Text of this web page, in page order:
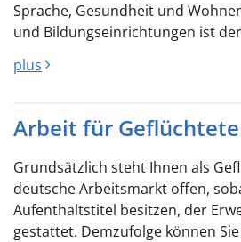
Sprache, Gesundheit und
und Bildungseinrichtungen ist
plus
Arbeit für Geflüchtete
Grundsätzlich steht Ihnen als
deutsche Arbeitsmarkt offen,
Aufenthaltstitel besitzen, der
gestattet. Demzufolge können